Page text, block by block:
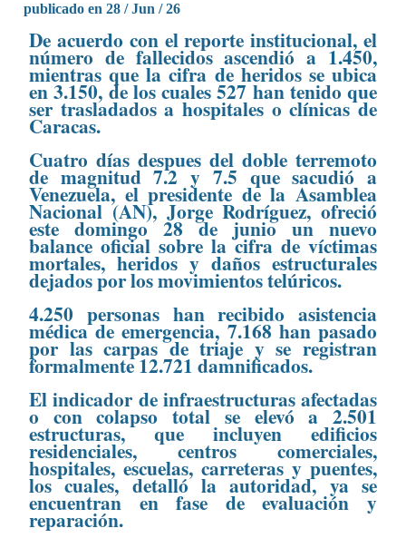
publicado en 28 / Jun / 26
De acuerdo con el reporte institucional, el
número de fallecidos ascendió a 1.450,
mientras que la cifra de heridos se ubica
en 3.150, de los cuales 527 han tenido que
ser trasladados a hospitales o clínicas de
Caracas.
Cuatro días despues del doble terremoto
de magnitud 7.2 y 7.5 que sacudió a
Venezuela, el presidente de la Asamblea
Nacional (AN), Jorge Rodríguez, ofreció
este domingo 28 de junio un nuevo
balance oficial sobre la cifra de víctimas
mortales, heridos y daños estructurales
dejados por los movimientos telúricos.
4.250 personas han recibido asistencia
médica de emergencia, 7.168 han pasado
por las carpas de triaje y se registran
formalmente 12.721 damnificados.
El indicador de infraestructuras afectadas
o con colapso total se elevó a 2.501
estructuras, que incluyen edificios
residenciales, centros comerciales,
hospitales, escuelas, carreteras y puentes,
los cuales, detalló la autoridad, ya se
encuentran en fase de evaluación y
reparación.